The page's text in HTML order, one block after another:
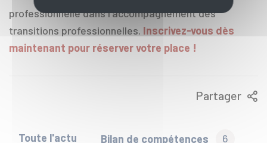
professionnelle dans l'accompagnement des
transitions professionnelles. Inscrivez-vous dès
maintenant pour réserver votre place !
Partager
Toute l'actu Bilan de compétences 6